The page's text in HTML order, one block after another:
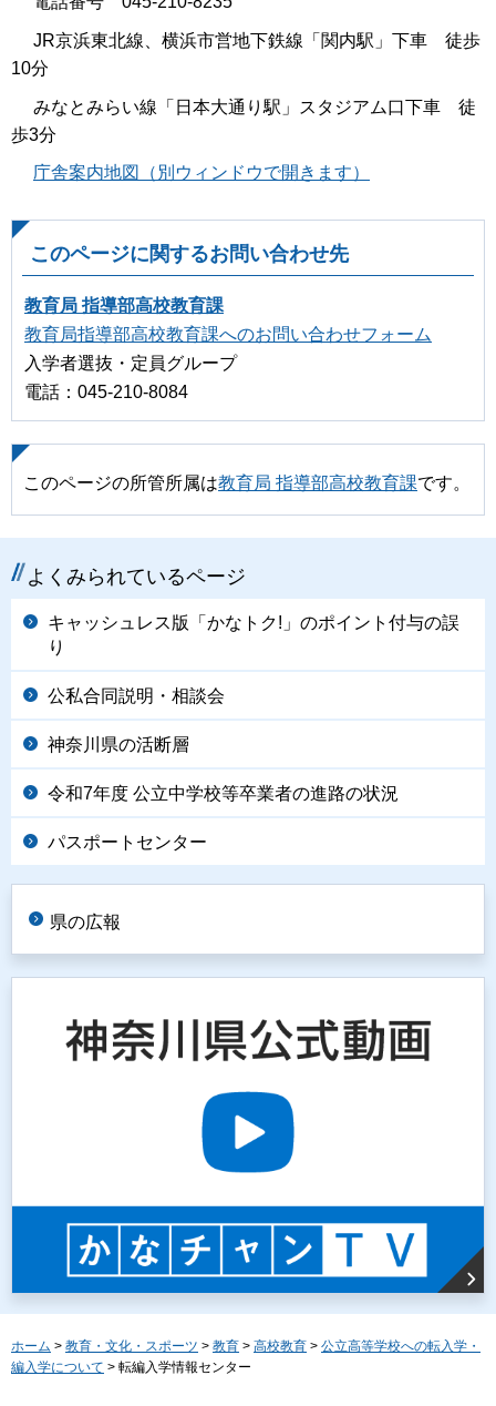
JR京浜東北線、横浜市営地下鉄線「関内駅」下車 徒歩
10分
みなとみらい線「日本大通り駅」スタジアム口下車 徒
歩3分
庁舎案内地図（別ウィンドウで開きます）
このページに関するお問い合わせ先
教育局 指導部高校教育課
教育局指導部高校教育課へのお問い合わせフォーム
入学者選抜・定員グループ
電話：045-210-8084
このページの所管所属は教育局 指導部高校教育課です。
よくみられているページ
キャッシュレス版「かなトク!」のポイント付与の誤
り
公私合同説明・相談会
神奈川県の活断層
令和7年度 公立中学校等卒業者の進路の状況
パスポートセンター
県の広報
ホーム > 教育・文化・スポーツ > 教育 > 高校教育 > 公立高等学校への転入学・
編入学について > 転編入学情報センター